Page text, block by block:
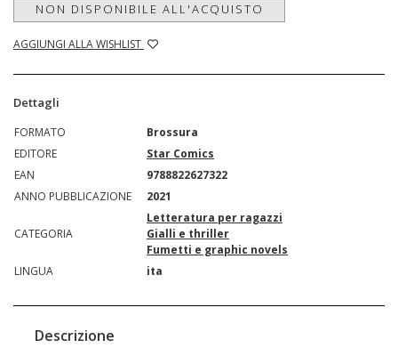
NON DISPONIBILE ALL'ACQUISTO
AGGIUNGI ALLA WISHLIST
Dettagli
FORMATO
Brossura
EDITORE
Star Comics
EAN
9788822627322
ANNO PUBBLICAZIONE
2021
CATEGORIA
Letteratura per ragazzi
Gialli e thriller
Fumetti e graphic novels
LINGUA
ita
Descrizione